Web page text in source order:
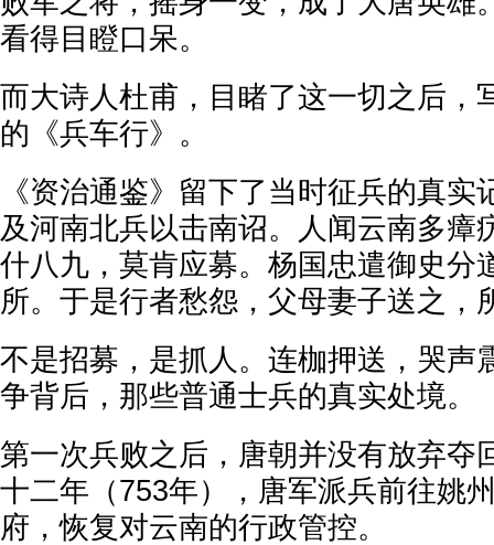
看得目瞪口呆。
而大诗人杜甫，目睹了这一切之后，
的《兵车行》。
《资治通鉴》留下了当时征兵的真实
及河南北兵以击南诏。人闻云南多瘴
什八九，莫肯应募。杨国忠遣御史分
所。于是行者愁怨，父母妻子送之，
不是招募，是抓人。连枷押送，哭声
争背后，那些普通士兵的真实处境。
第一次兵败之后，唐朝并没有放弃夺
十二年（753年），唐军派兵前往姚
府，恢复对云南的行政管控。